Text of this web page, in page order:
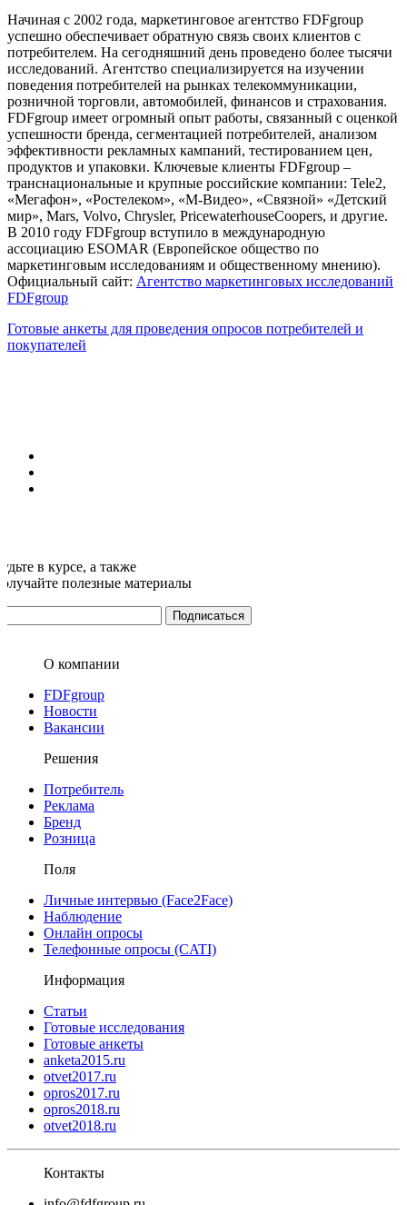
Начиная с 2002 года, маркетинговое агентство FDFgroup
успешно обеспечивает обратную связь своих клиентов с
потребителем. На сегодняшний день проведено более тысячи
исследований. Агентство специализируется на изучении
поведения потребителей на рынках телекоммуникации,
розничной торговли, автомобилей, финансов и страхования.
FDFgroup имеет огромный опыт работы, связанный с оценкой
успешности бренда, сегментацией потребителей, анализом
эффективности рекламных кампаний, тестированием цен,
продуктов и упаковки. Ключевые клиенты FDFgroup –
транснациональные и крупные российские компании: Tele2,
«Мегафон», «Ростелеком», «М-Видео», «Связной» «Детский
мир», Mars, Volvo, Chrysler, PricewaterhouseCoopers, и другие.
В 2010 году FDFgroup вступило в международную
ассоциацию ESOMAR (Европейское общество по
маркетинговым исследованиям и общественному мнению).
Официальный сайт: Агентство маркетинговых исследований
FDFgroup
Готовые анкеты для проведения опросов потребителей и
покупателей
в курсе, а также
полезные материалы
О компании
FDFgroup
Новости
Вакансии
Решения
Потребитель
Реклама
Бренд
Розница
Поля
Личные интервью (Face2Face)
Наблюдение
Онлайн опросы
Телефонные опросы (CATI)
Информация
Статьи
Готовые исследования
Готовые анкеты
anketa2015.ru
otvet2017.ru
opros2017.ru
opros2018.ru
otvet2018.ru
Контакты